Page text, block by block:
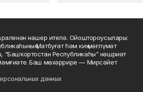
нәшер ителә. Ойоштороусылары:
Матбуғат һәм киң мәғлүмәт
"Башҡортостан Республикаһы" нәшриәт
Баш мөхәррире — Мирсәйет
данных